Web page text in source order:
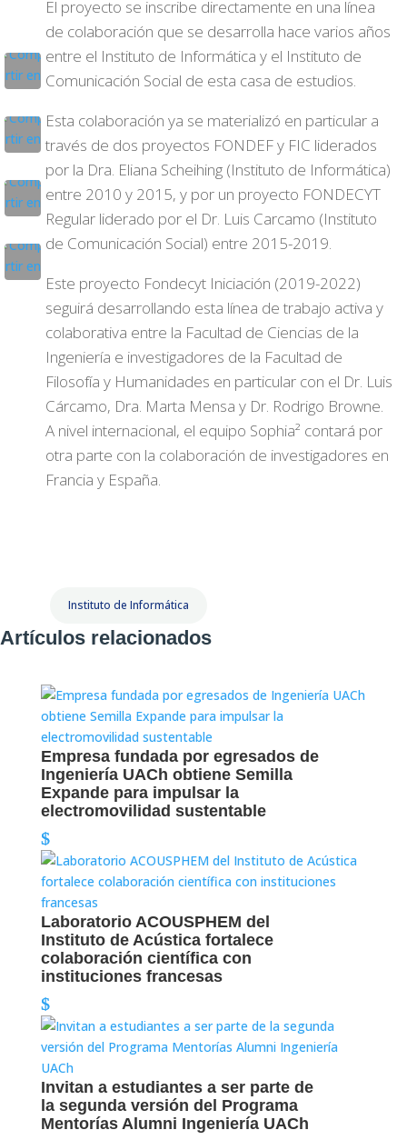
El proyecto se inscribe directamente en una línea
de colaboración que se desarrolla hace varios años
entre el Instituto de Informática y el Instituto de
Comunicación Social de esta casa de estudios.
Esta colaboración ya se materializó en particular a
través de dos proyectos FONDEF y FIC liderados
por la Dra. Eliana Scheihing (Instituto de Informática)
entre 2010 y 2015, y por un proyecto FONDECYT
Regular liderado por el Dr. Luis Carcamo (Instituto
de Comunicación Social) entre 2015-2019.
Este proyecto Fondecyt Iniciación (2019-2022)
seguirá desarrollando esta línea de trabajo activa y
colaborativa entre la Facultad de Ciencias de la
Ingeniería e investigadores de la Facultad de
Filosofía y Humanidades en particular con el Dr. Luis
Cárcamo, Dra. Marta Mensa y Dr. Rodrigo Browne.
A nivel internacional, el equipo Sophia² contará por
otra parte con la colaboración de investigadores en
Francia y España.
Instituto de Informática
Artículos relacionados
Empresa fundada por egresados de
Ingeniería UACh obtiene Semilla
Expande para impulsar la
electromovilidad sustentable
Laboratorio ACOUSPHEM del
Instituto de Acústica fortalece
colaboración científica con
instituciones francesas
Invitan a estudiantes a ser parte de
la segunda versión del Programa
Mentorías Alumni Ingeniería UACh